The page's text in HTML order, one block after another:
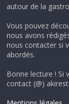
autour de la
Vous pouvez
nous avons
nous contacter si
abordés.
Bonne lecture ! Si
contact (@)